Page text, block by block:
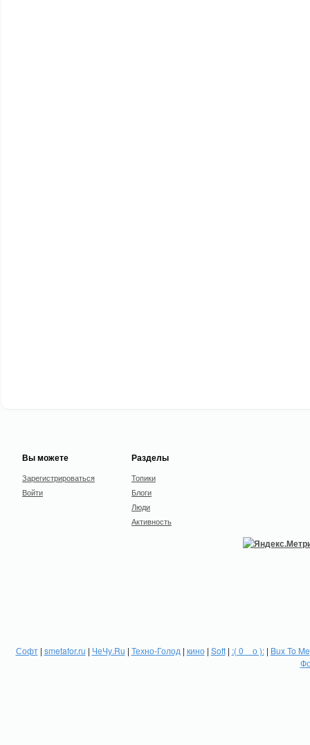
Вы можете
Зарегистрироваться
Войти
Разделы
Топики
Блоги
Люди
Активность
Софт| smetafor.ru | ЧеЧу.Ru | Техно-Голод | кино| Soft| :( 0 _ о ):| Bux To Me